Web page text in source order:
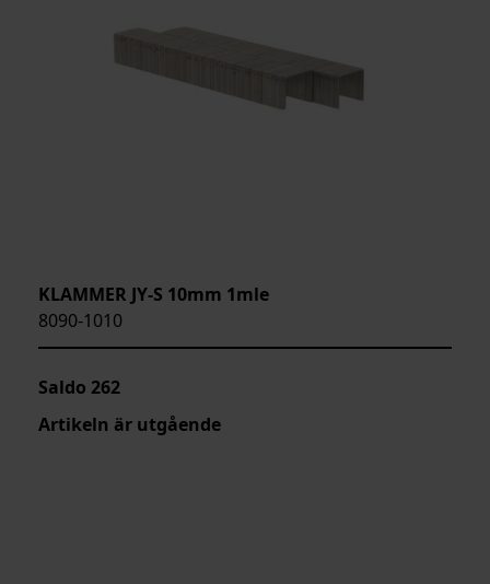
KLAMMER JY-S 10mm 1mle
8090-1010
Saldo 262
Artikeln är utgående